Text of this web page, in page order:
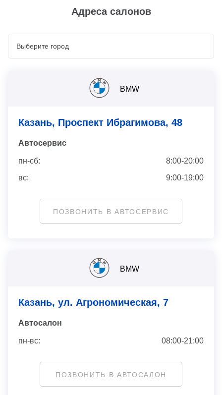
Адреса салонов
BMW
Казань, Проспект Ибрагимова, 48
Автосервис
пн-сб:
8:00-20:00
вс:
9:00-19:00
ПОЗВОНИТЬ В АВТОСЕРВИС
BMW
Казань, ул. Агрономическая, 7
Автосaлон
пн-вс: 08:00-21:00
ПОЗВОНИТЬ В АВТОСАЛОН